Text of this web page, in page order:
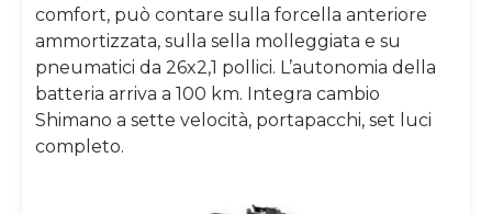
comfort, può contare sulla forcella anteriore
ammortizzata, sulla sella molleggiata e su
pneumatici da 26x2,1 pollici. L’autonomia della
batteria arriva a 100 km. Integra cambio
Shimano a sette velocità, portapacchi, set luci
completo.